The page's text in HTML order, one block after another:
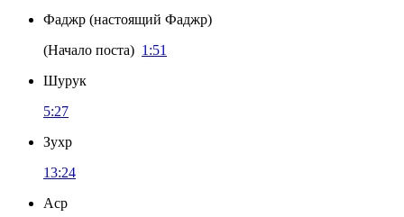
Фаджр (настоящий Фаджр)
(Начало поста) 1:51
Шурук
5:27
Зухр
13:24
Аср